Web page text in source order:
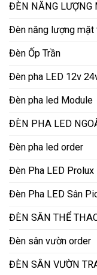
ĐÈN NĂNG LƯỢNG
Đèn năng lượng mặt
Đèn Ốp Trần
Đèn pha LED 12v
Đèn pha led Module
ĐÈN PHA LED
Đèn pha led order
Đèn Pha LED Prolux
Đèn Pha LED Sân
ĐÈN SÂN THỂ
Đèn sân vườn order
ĐÈN SÂN VƯỜN